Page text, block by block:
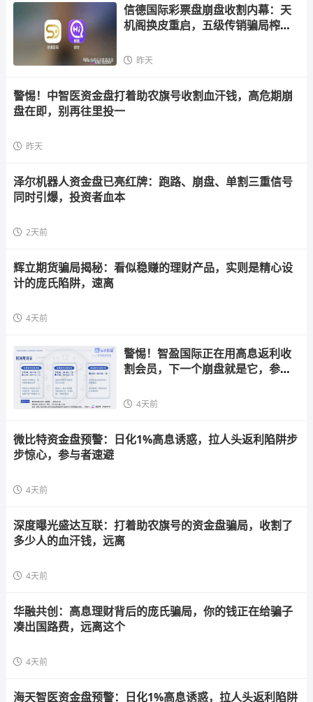
信德国际彩票盘崩盘收割内幕：天
机阁换皮重启，五级传销骗局榨干
昨天
警惕！中智医资金盘打着助农旗号收割血汗钱，高危期崩
盘在即，别再往里投一
昨天
泽尔机器人资金盘已亮红牌：跑路、崩盘、单割三重信号
同时引爆，投资者血本
2天前
辉立期货骗局揭秘：看似稳赚的理财产品，实则是精心设
计的庞氏陷阱，速离
4天前
警惕！智盈国际正在用高息返利收
割会员，下一个崩盘就是它，参与
4天前
微比特资金盘预警：日化1%高息诱惑，拉人头返利陷阱步
步惊心，参与者速避
4天前
深度曝光盛达互联：打着助农旗号的资金盘骗局，收割了
多少人的血汗钱，远离
4天前
华融共创：高息理财背后的庞氏骗局，你的钱正在给骗子
凑出国路费，远离这个
4天前
海天智医资金盘预警：日化1%高息诱惑，拉人头返利陷阱